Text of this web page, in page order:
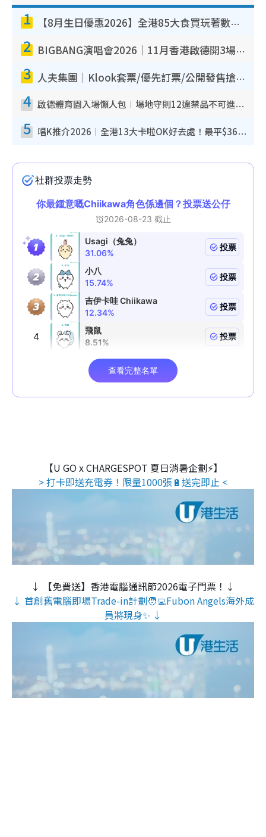
1 【8月生日優惠2026】全港85大食買玩著數攻略 自助餐/火鍋放題同行免費＋誠品/DONKI送現金券
2 BIGBANG演唱會2026｜11月香港啟德開3場！實名制VIP申請、優先購票攻略
3 人夫集團｜Klook套票/優先訂票/公開發售搶飛攻略！附票價.購票連結.場地座位表
4 啟德體育園入場懶人包︱場地守則12違禁品不可進場准帶細水樽但全場禁樽蓋！應援牌有限制！
5 唱K推介2026︱全港13大卡啦OK好去處！最平$36起 日文K都有！(附地址+收費詳情)
【U GO x CHARGESPOT 夏日消暑企劃⚡】
> 打卡即送充電券！限量1000張🔋送完即止 <
↓ 【免費送】香港電腦通訊節2026電子門票！↓
↓ 首創舊電腦即場Trade-in計劃🧑‍💻Fubon Angels海外成
員將現身✨ ↓